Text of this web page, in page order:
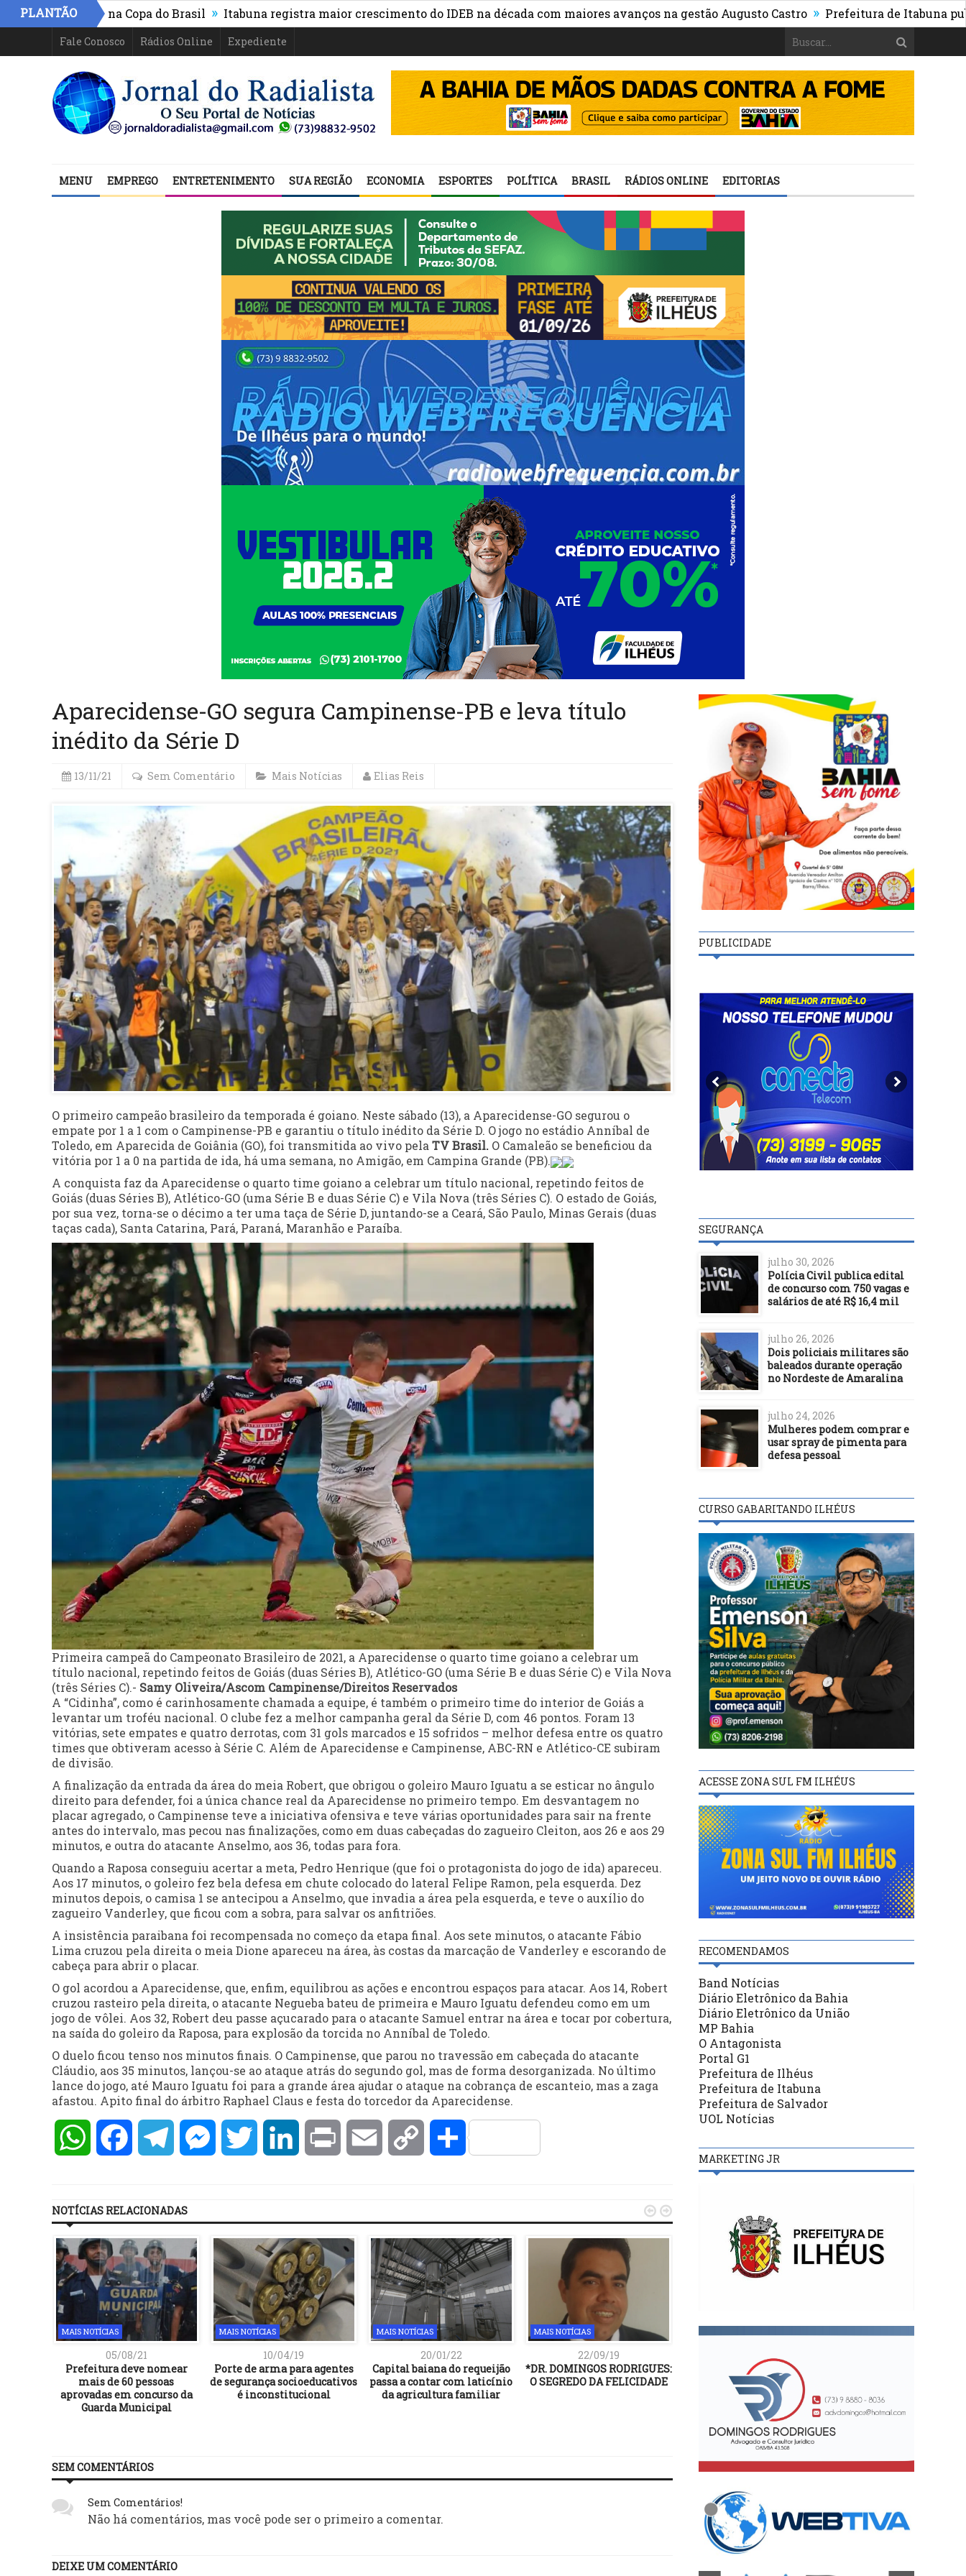
PLANTÃO
segue na Copa do Brasil » Itabuna registra maior crescimento do IDEB na década com maiores avanços na gestão Augusto Castro » Prefeitura de Itabuna publica
o início do Festival Agosto de Jorge
Fale Conosco Rádios Online Expediente
MENU EMPREGO ENTRETENIMENTO SUA REGIÃO ECONOMIA ESPORTES POLÍTICA BRASIL RÁDIOS ONLINE EDITORIAS
Aparecidense-GO segura Campinense-PB e leva título
inédito da Série D
13/11/21 Sem Comentário Mais Notícias Elias Reis
O primeiro campeão brasileiro da temporada é goiano. Neste sábado (13), a Aparecidense-GO segurou o
empate por 1 a 1 com o Campinense-PB e garantiu o título inédito da Série D. O jogo no estádio Anníbal de
Toledo, em Aparecida de Goiânia (GO), foi transmitida ao vivo pelaTV Brasil. O Camaleão se beneficiou da
vitória por 1 a 0 na partida de ida, há uma semana, no Amigão, em Campina Grande (PB).
A conquista faz da Aparecidense o quarto time goiano a celebrar um título nacional, repetindo feitos de
Goiás (duas Séries B), Atlético-GO (uma Série B e duas Série C) e Vila Nova (três Séries C). O estado de Goiás,
por sua vez, torna-se o décimo a ter uma taça de Série D, juntando-se a Ceará, São Paulo, Minas Gerais (duas
taças cada), Santa Catarina, Pará, Paraná, Maranhão e Paraíba.
Primeira campeã do Campeonato Brasileiro de 2021, a Aparecidense o quarto time goiano a celebrar um
título nacional, repetindo feitos de Goiás (duas Séries B), Atlético-GO (uma Série B e duas Série C) e Vila Nova
(três Séries C).- Samy Oliveira/Ascom Campinense/Direitos Reservados
A “Cidinha”, como é carinhosamente chamada a equipe, é também o primeiro time do interior de Goiás a
levantar um troféu nacional. O clube fez a melhor campanha geral da Série D, com 46 pontos. Foram 13
vitórias, sete empates e quatro derrotas, com 31 gols marcados e 15 sofridos – melhor defesa entre os quatro
times que obtiveram acesso à Série C. Além de Aparecidense e Campinense, ABC-RN e Atlético-CE subiram
de divisão.
A finalização da entrada da área do meia Robert, que obrigou o goleiro Mauro Iguatu a se esticar no ângulo
direito para defender, foi a única chance real da Aparecidense no primeiro tempo. Em desvantagem no
placar agregado, o Campinense teve a iniciativa ofensiva e teve várias oportunidades para sair na frente
antes do intervalo, mas pecou nas finalizações, como em duas cabeçadas do zagueiro Cleiton, aos 26 e aos 29
minutos, e outra do atacante Anselmo, aos 36, todas para fora.
Quando a Raposa conseguiu acertar a meta, Pedro Henrique (que foi o protagonista do jogo de ida) apareceu.
Aos 17 minutos, o goleiro fez bela defesa em chute colocado do lateral Felipe Ramon, pela esquerda. Dez
minutos depois, o camisa 1 se antecipou a Anselmo, que invadia a área pela esquerda, e teve o auxílio do
zagueiro Vanderley, que ficou com a sobra, para salvar os anfitriões.
A insistência paraibana foi recompensada no começo da etapa final. Aos sete minutos, o atacante Fábio
Lima cruzou pela direita o meia Dione apareceu na área, às costas da marcação de Vanderley e escorando de
cabeça para abrir o placar.
O gol acordou a Aparecidense, que, enfim, equilibrou as ações e encontrou espaços para atacar. Aos 14, Robert
cruzou rasteiro pela direita, o atacante Negueba bateu de primeira e Mauro Iguatu defendeu como em um
jogo de vôlei. Aos 32, Robert deu passe açucarado para o atacante Samuel entrar na área e tocar por cobertura,
na saída do goleiro da Raposa, para explosão da torcida no Anníbal de Toledo.
O duelo ficou tenso nos minutos finais. O Campinense, que parou no travessão em cabeçada do atacante
Cláudio, aos 35 minutos, lançou-se ao ataque atrás do segundo gol, mas de forma desorganizada. No último
lance do jogo, até Mauro Iguatu foi para a grande área ajudar o ataque na cobrança de escanteio, mas a zaga
afastou. Apito final do árbitro Raphael Claus e festa do torcedor da Aparecidense.
WhatsAppFacebookTelegramMessengerTwitter LinkedInPrint Email Copy Compartilhar
NOTÍCIAS RELACIONADAS
MAIS NOTÍCIAS
05/08/21
Prefeitura deve nomear
mais de 60 pessoas
aprovadas em concurso da
Guarda Municipal
MAIS NOTÍCIAS
10/04/19
Porte de arma para agentes
de segurança socioeducativos
é inconstitucional
MAIS NOTÍCIAS
20/01/22
Capital baiana do requeijão
passa a contar com laticínio
da agricultura familiar
MAIS NOTÍCIAS
22/09/19
*DR. DOMINGOS RODRIGUES:
O SEGREDO DA FELICIDADE
Pedalada Azul reúne dois
mil ciclistas em Itabuna e
incentiva atividades
saudáveis na prevenção ao
diabetes
Advogado que chamou
de “cachorra” é punido
 
SEM COMENTÁRIOS
Sem Comentários!
Não há comentários, mas você pode ser o primeiro a comentar.
DEIXE UM COMENTÁRIO
PUBLICIDADE
SEGURANÇA
julho 30, 2026
Polícia Civil publica edital
de concurso com 750 vagas e
salários de até R$ 16,4 mil
julho 26, 2026
Dois policiais militares são
baleados durante operação
no Nordeste de Amaralina
julho 24, 2026
Mulheres podem comprar e
usar spray de pimenta para
defesa pessoal
CURSO GABARITANDO ILHÉUS
ACESSE ZONA SUL FM ILHÉUS
RECOMENDAMOS
Band Notícias
Diário Eletrônico da Bahia
Diário Eletrônico da União
MP Bahia
O Antagonista
Portal G1
Prefeitura de Ilhéus
Prefeitura de Itabuna
Prefeitura de Salvador
UOL Notícias
MARKETING JR